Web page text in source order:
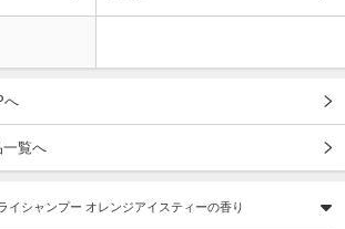
へ
一覧へ
イシャンプー オレンジアイスティーの香り